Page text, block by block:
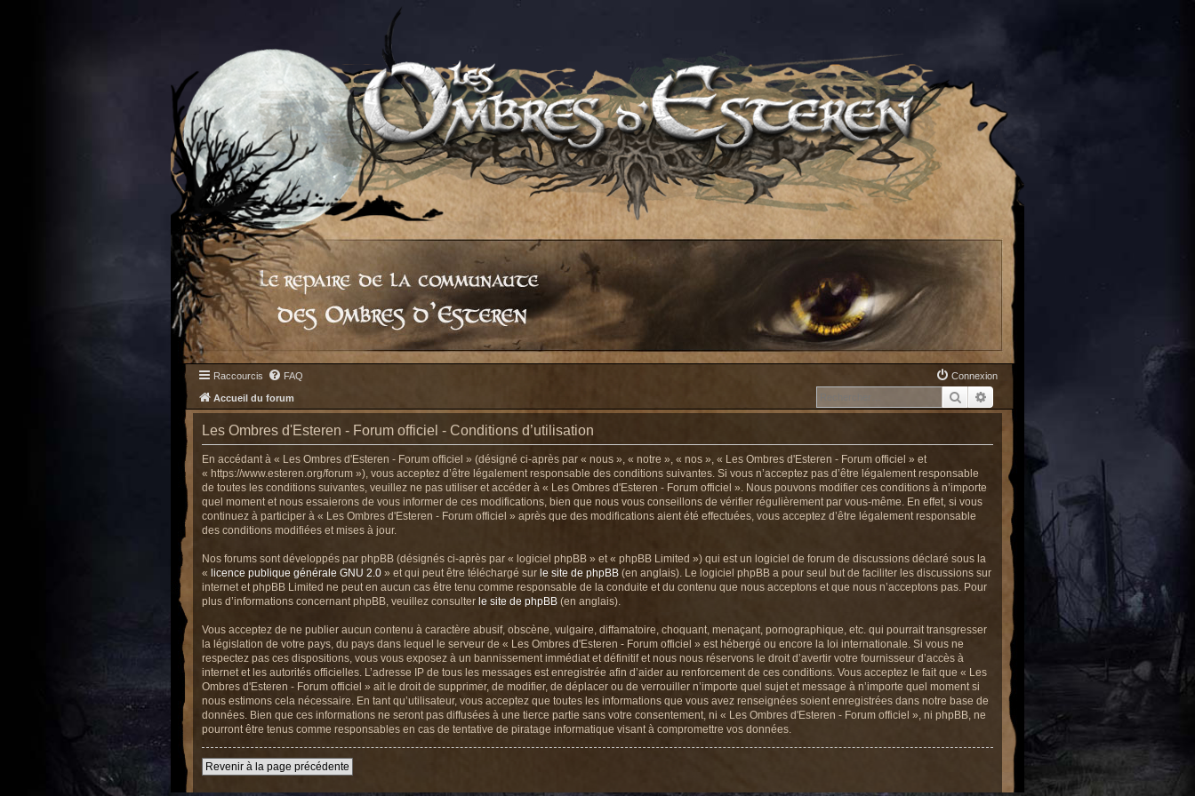
Raccourcis FAQ Connexion
Accueil du forum Rechercher
Les Ombres d'Esteren - Forum officiel - Conditions d’utilisation
En accédant à « Les Ombres d'Esteren - Forum officiel » (désigné ci-après par « nous », « notre », « nos », « Les Ombres d'Esteren - Forum officiel » et
« https://www.esteren.org/forum »), vous acceptez d’être légalement responsable des conditions suivantes. Si vous n’acceptez pas d’être légalement responsable
de toutes les conditions suivantes, veuillez ne pas utiliser et accéder à « Les Ombres d'Esteren - Forum officiel ». Nous pouvons modifier ces conditions à n’importe
quel moment et nous essaierons de vous informer de ces modifications, bien que nous vous conseillons de vérifier régulièrement par vous-même. En effet, si vous
continuez à participer à « Les Ombres d'Esteren - Forum officiel » après que des modifications aient été effectuées, vous acceptez d’être légalement responsable
des conditions modifiées et mises à jour.
Nos forums sont développés par phpBB (désignés ci-après par « logiciel phpBB » et « phpBB Limited ») qui est un logiciel de forum de discussions déclaré sous la
« licence publique générale GNU 2.0 » et qui peut être téléchargé sur le site de phpBB (en anglais). Le logiciel phpBB a pour seul but de faciliter les discussions sur
internet et phpBB Limited ne peut en aucun cas être tenu comme responsable de la conduite et du contenu que nous acceptons et que nous n’acceptons pas. Pour
plus d’informations concernant phpBB, veuillez consulter le site de phpBB (en anglais).
Vous acceptez de ne publier aucun contenu à caractère abusif, obscène, vulgaire, diffamatoire, choquant, menaçant, pornographique, etc. qui pourrait transgresser
la législation de votre pays, du pays dans lequel le serveur de « Les Ombres d'Esteren - Forum officiel » est hébergé ou encore la loi internationale. Si vous ne
respectez pas ces dispositions, vous vous exposez à un bannissement immédiat et définitif et nous nous réservons le droit d’avertir votre fournisseur d’accès à
internet et les autorités officielles. L’adresse IP de tous les messages est enregistrée afin d’aider au renforcement de ces conditions. Vous acceptez le fait que « Les
Ombres d'Esteren - Forum officiel » ait le droit de supprimer, de modifier, de déplacer ou de verrouiller n’importe quel sujet et message à n’importe quel moment si
nous estimons cela nécessaire. En tant qu’utilisateur, vous acceptez que toutes les informations que vous avez renseignées soient enregistrées dans notre base de
données. Bien que ces informations ne seront pas diffusées à une tierce partie sans votre consentement, ni « Les Ombres d'Esteren - Forum officiel », ni phpBB, ne
pourront être tenus comme responsables en cas de tentative de piratage informatique visant à compromettre vos données.
Revenir à la page précédente